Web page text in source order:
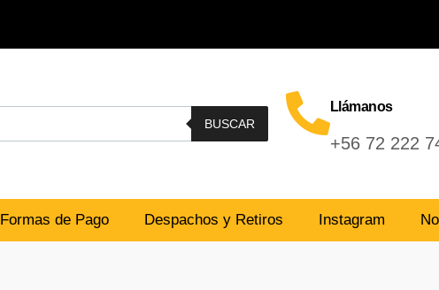
BUSCAR
Llámanos
+56 72 222
Formas de Pago Despachos y Retiros Instagram